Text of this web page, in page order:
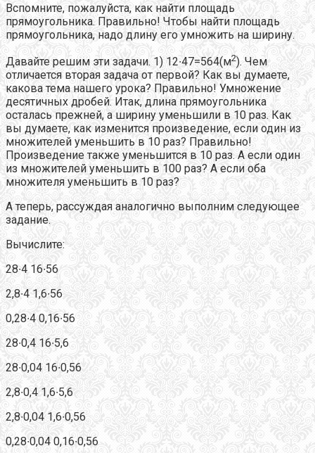
Вспомните, пожалуйста, как найти площадь
прямоугольника. Правильно! Чтобы найти площадь
прямоугольника, надо длину его умножить на ширину.
Давайте решим эти задачи. 1) 12∙47=564(м2). Чем
отличается вторая задача от первой? Как вы думаете,
какова тема нашего урока? Правильно! Умножение
десятичных дробей. Итак, длина прямоугольника
осталась прежней, а ширину уменьшили в 10 раз. Как
вы думаете, как изменится произведение, если один из
множителей уменьшить в 10 раз? Правильно!
Произведение также уменьшится в 10 раз. А если один
из множителей уменьшить в 100 раз? А если оба
множителя уменьшить в 10 раз?
А теперь, рассуждая аналогично выполним следующее
задание.
Вычислите:
28∙4 16∙56
2,8∙4 1,6∙56
0,28∙4 0,16∙56
28∙0,4 16∙5,6
28∙0,04 16∙0,56
2,8∙0,4 1,6∙5,6
2,8∙0,04 1,6∙0,56
0,28∙0,04 0,16∙0,56